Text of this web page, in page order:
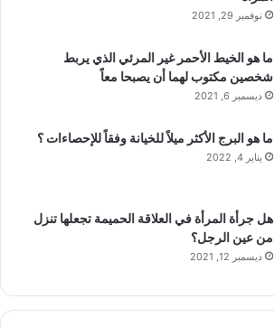
نوفمبر 29, 2021
ما هو الخيط الأحمر غير المرئي الذي يربط
شخصين مكتوب لهما أن يصبحا معاً
ديسمبر 6, 2021
ما هو البرج الأكثر ميلاً للخيانة وفقاً للإحصاءات ؟
يناير 4, 2022
هل جرأة المرأة في العلاقة الحميمة تجعلها تنزل
من عين الرجل؟
ديسمبر 12, 2021